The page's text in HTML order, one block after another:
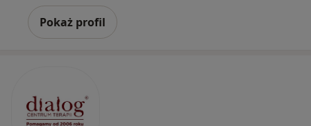
Pokaż profil